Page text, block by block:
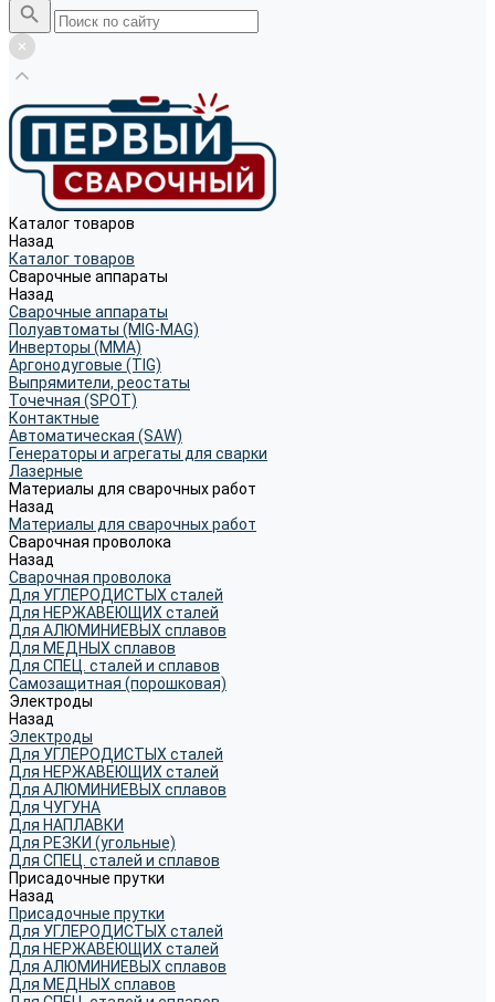
Каталог товаров
Назад
Каталог товаров
Сварочные аппараты
Назад
Сварочные аппараты
Полуавтоматы (MIG-MAG)
Инверторы (MMA)
Аргонодуговые (TIG)
Выпрямители, реостаты
Точечная (SPOT)
Контактные
Автоматическая (SAW)
Генераторы и агрегаты для сварки
Лазерные
Материалы для сварочных работ
Назад
Материалы для сварочных работ
Сварочная проволока
Назад
Сварочная проволока
Для УГЛЕРОДИСТЫХ сталей
Для НЕРЖАВЕЮЩИХ сталей
Для АЛЮМИНИЕВЫХ сплавов
Для МЕДНЫХ сплавов
Для СПЕЦ. сталей и сплавов
Самозащитная (порошковая)
Электроды
Назад
Электроды
Для УГЛЕРОДИСТЫХ сталей
Для НЕРЖАВЕЮЩИХ сталей
Для АЛЮМИНИЕВЫХ сплавов
Для ЧУГУНА
Для НАПЛАВКИ
Для РЕЗКИ (угольные)
Для СПЕЦ. сталей и сплавов
Присадочные прутки
Назад
Присадочные прутки
Для УГЛЕРОДИСТЫХ сталей
Для НЕРЖАВЕЮЩИХ сталей
Для АЛЮМИНИЕВЫХ сплавов
Для МЕДНЫХ сплавов